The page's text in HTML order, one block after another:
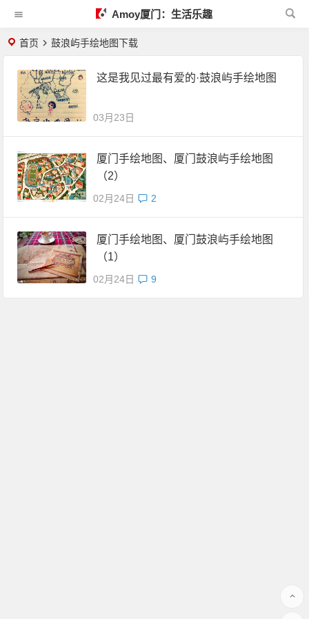
Amoy厦门：生活乐趣
首页 鼓浪屿手绘地图下载
这是我见过最有爱的·鼓浪屿手绘地图
03月23日
厦门手绘地图、厦门鼓浪屿手绘地图
（2）
02月24日 2
厦门手绘地图、厦门鼓浪屿手绘地图
（1）
02月24日 9